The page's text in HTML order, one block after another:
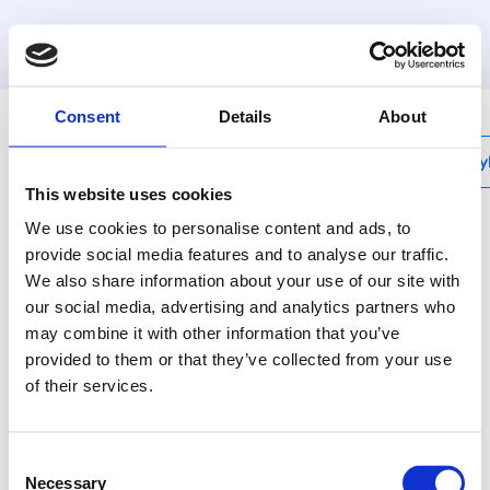
Consent Details About
This website uses cookies
We use cookies to personalise content and ads, to
provide social media features and to analyse our traffic.
We also share information about your use of our site with
our social media, advertising and analytics partners who
may combine it with other information that you’ve
provided to them or that they’ve collected from your use
of their services.
Necessary
MyHenco
UFH-MDSS-US
Rozdeľovač z
nehrdzavejúcej ocele -
nehrdzavejúcej ocele